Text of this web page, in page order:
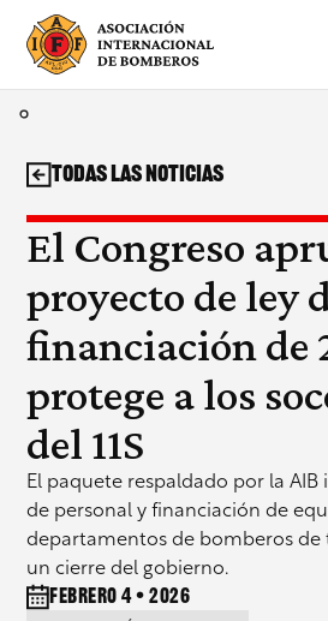
Saltar
contenido
El Congreso
proyecto de ley
financiación de
protege a los
del 11S
El paquete respaldado por la
de personal y financiación de
departamentos de bomberos de
un cierre del gobierno.
febrero 4 • 2026
Todas las noticias